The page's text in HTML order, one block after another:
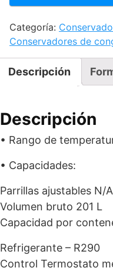
cantidad
Categoría:
Conservadores de
Descripción
Descripción
• Rango de
• Capacidades:
Parrillas ajustables N/A
Volumen bruto 201 L
Capacidad por
Refrigerante – R290
Control Termostato